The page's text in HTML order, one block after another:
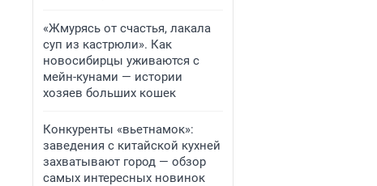
«Жмурясь от счастья, лакала
суп из кастрюли». Как
новосибирцы уживаются с
мейн-кунами — истории
хозяев больших кошек
Конкуренты «вьетнамок»:
заведения с китайской кухней
захватывают город — обзор
самых интересных новинок